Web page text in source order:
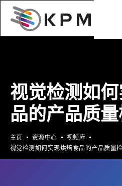
视觉检测如
品的产品质
主页 资源中心
视频库
视觉检测如何实现烘焙食品的产品质量